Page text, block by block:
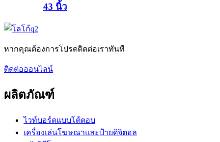
43 นิ้ว
หากคุณต้องการโปรดติดต่อเราทันที
ติดต่อออนไลน์
ผลิตภัณฑ์
ไวท์บอร์ดแบบโต้ตอบ
เครื่องเล่นโฆษณาและป้ายดิจิตอล